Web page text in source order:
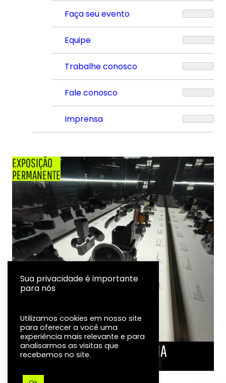
Faça seu evento
Equipe
Trabalhe conosco
Fale conosco
Imprensa
EXPOSIÇÃO
PERMANENTE
LINHA DO TEMPO DA FOTOGRAFIA
Sua privacidade é importante
para nós
Utilizamos cookies em nosso site
para oferecer a você uma
experiência mais relevante e para
analisarmos as visitas que
recebemos no site.